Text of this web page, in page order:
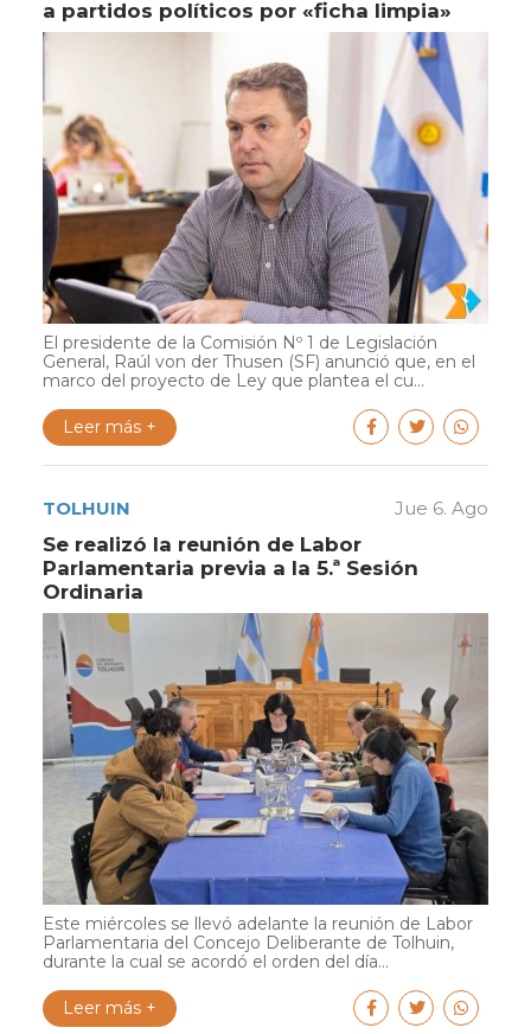
a partidos políticos por «ficha limpia»
El presidente de la Comisión Nº 1 de Legislación
General, Raúl von der Thusen (SF) anunció que, en el
marco del proyecto de Ley que plantea el cu...
Leer más +
TOLHUIN Jue 6. Ago
Se realizó la reunión de Labor
Parlamentaria previa a la 5.ª Sesión
Ordinaria
Este miércoles se llevó adelante la reunión de Labor
Parlamentaria del Concejo Deliberante de Tolhuin,
durante la cual se acordó el orden del día...
Leer más +